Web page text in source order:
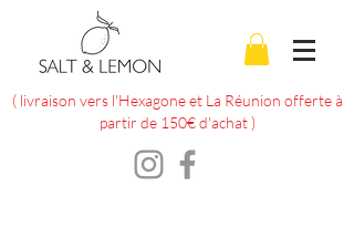
( livraison vers l'Hexagone et La Réunion offerte à
partir de 150€ d'achat )